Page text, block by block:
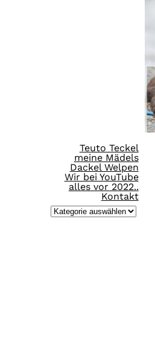
Teuto Teckel
meine Mädels
Dackel Welpen
Wir bei YouTube
alles vor 2022..
Kontakt
K